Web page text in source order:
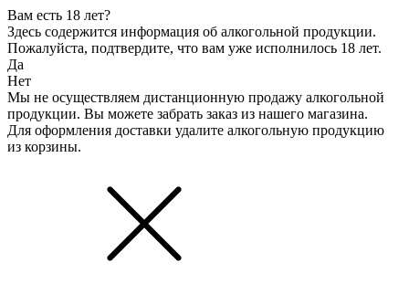
Вам есть 18 лет?
Здесь содержится информация об алкогольной продукции.
Пожалуйста, подтвердите, что вам уже исполнилось 18 лет.
Да
Нет
Мы не осуществляем дистанционную продажу алкогольной
продукции. Вы можете забрать заказ из нашего магазина.
Для оформления доставки удалите алкогольную продукцию
из корзины.